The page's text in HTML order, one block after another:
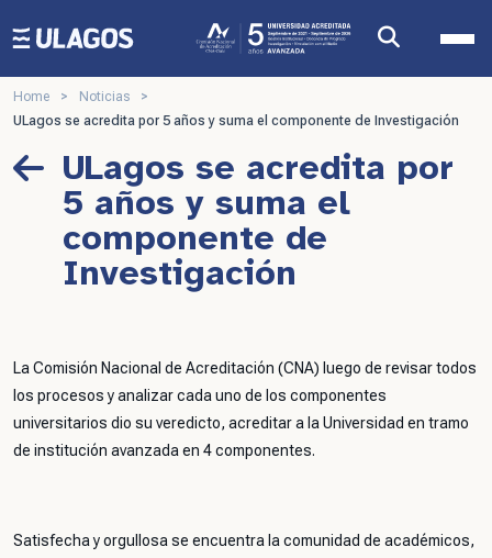
Ulagos Template
Home > Noticias
>
ULagos se acredita por 5 años y suma el componente de Investigación
ULagos se acredita por
5 años y suma el
componente de
Investigación
La Comisión Nacional de Acreditación (CNA) luego de revisar todos
los procesos y analizar cada uno de los componentes
universitarios dio su veredicto, acreditar a la Universidad en tramo
de institución avanzada en 4 componentes.
Satisfecha y orgullosa se encuentra la comunidad de académicos,